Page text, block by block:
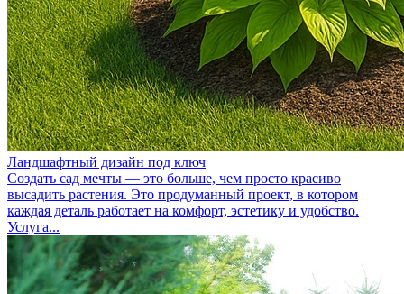
Ландшафтный дизайн под ключ
Создать сад мечты — это больше, чем просто красиво
высадить растения. Это продуманный проект, в котором
каждая деталь работает на комфорт, эстетику и удобство.
Услуга...